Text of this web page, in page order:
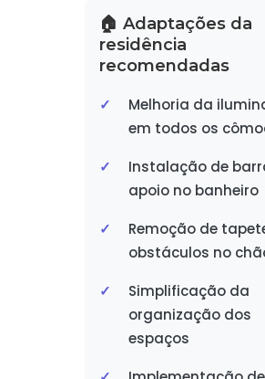
🏠 Adaptações da
residência
recomendadas
Melhoria da
em todos os
Instalação de
apoio no banheiro
Remoção de
obstáculos no
Simplificação da
organização dos
espaços